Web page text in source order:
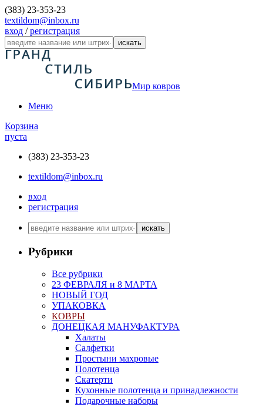
(383) 23-353-23
textildom@inbox.ru
вход /регистрация
искать
Мир ковров
Меню
Корзина
пуста
(383) 23-353-23
textildom@inbox.ru
вход
регистрация
искать
Рубрики
Все рубрики
23 ФЕВРАЛЯ и 8 МАРТА
НОВЫЙ ГОД
УПАКОВКА
КОВРЫ
ДОНЕЦКАЯ МАНУФАКТУРА
Халаты
Салфетки
Простыни махровые
Полотенца
Скатерти
Кухонные полотенца и принадлежности
Подарочные наборы